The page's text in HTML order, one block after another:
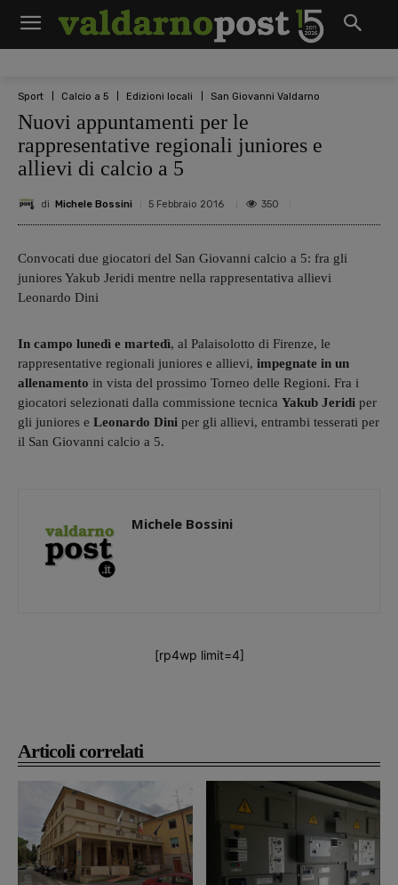
Sport Calcio a 5 Edizioni locali San Giovanni Valdarno
Nuovi appuntamenti per le
rappresentative regionali juniores e
allievi di calcio a 5
di Michele Bossini 5 Febbraio 2016 350
Articoli correlati
Convocati due giocatori del San Giovanni calcio a 5: fra gli
juniores Yakub Jeridi mentre nella rappresentativa allievi
Leonardo Dini
In campo lunedì e martedì, al Palaisolotto di Firenze, le
rappresentative regionali juniores e allievi, impegnate in un
allenamento in vista del prossimo Torneo delle Regioni. Fra i
giocatori selezionati dalla commissione tecnica Yakub Jeridi per
gli juniores e Leonardo Dini per gli allievi, entrambi tesserati per
il San Giovanni calcio a 5.
Michele Bossini
[rp4wp limit=4]